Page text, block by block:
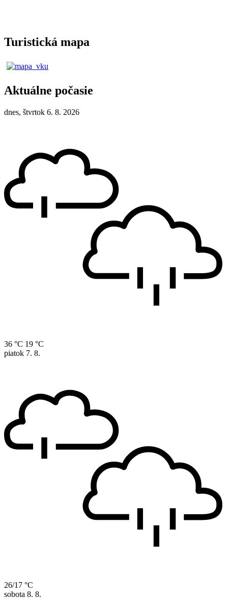
Turistická mapa
Aktuálne počasie
dnes, štvrtok 6. 8. 2026
36 °C 19 °C
piatok 7. 8.
26/17 °C
sobota 8. 8.